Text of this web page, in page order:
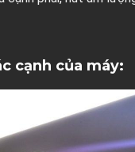
cạnh của máy: